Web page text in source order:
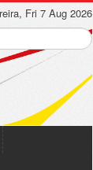
Fri 7 Aug 2026